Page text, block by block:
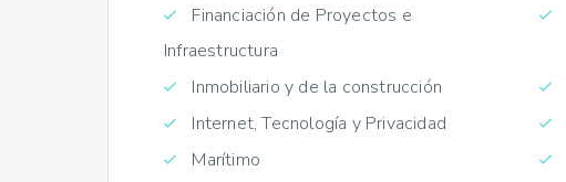
Financiación de Proyectos e
Infraestructura
Inmobiliario y de la construcción
Internet, Tecnología y Privacidad
Marítimo